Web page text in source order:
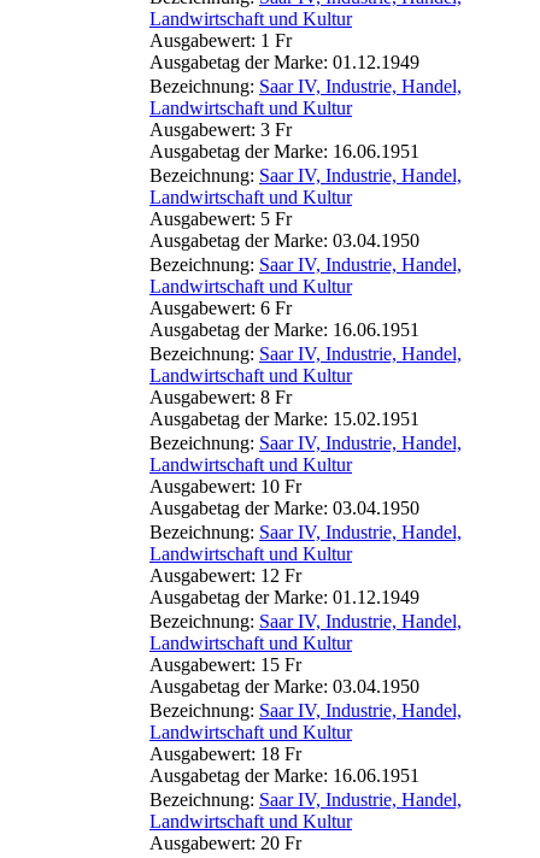
Landwirtschaft und Kultur
Ausgabewert: 1 Fr
Ausgabetag der Marke: 01.12.1949
Bezeichnung: Saar IV, Industrie, Handel,
Landwirtschaft und Kultur
Ausgabewert: 3 Fr
Ausgabetag der Marke: 16.06.1951
Bezeichnung: Saar IV, Industrie, Handel,
Landwirtschaft und Kultur
Ausgabewert: 5 Fr
Ausgabetag der Marke: 03.04.1950
Bezeichnung: Saar IV, Industrie, Handel,
Landwirtschaft und Kultur
Ausgabewert: 6 Fr
Ausgabetag der Marke: 16.06.1951
Bezeichnung: Saar IV, Industrie, Handel,
Landwirtschaft und Kultur
Ausgabewert: 8 Fr
Ausgabetag der Marke: 15.02.1951
Bezeichnung: Saar IV, Industrie, Handel,
Landwirtschaft und Kultur
Ausgabewert: 10 Fr
Ausgabetag der Marke: 03.04.1950
Bezeichnung: Saar IV, Industrie, Handel,
Landwirtschaft und Kultur
Ausgabewert: 12 Fr
Ausgabetag der Marke: 01.12.1949
Bezeichnung: Saar IV, Industrie, Handel,
Landwirtschaft und Kultur
Ausgabewert: 15 Fr
Ausgabetag der Marke: 03.04.1950
Bezeichnung: Saar IV, Industrie, Handel,
Landwirtschaft und Kultur
Ausgabewert: 18 Fr
Ausgabetag der Marke: 16.06.1951
Bezeichnung: Saar IV, Industrie, Handel,
Landwirtschaft und Kultur
Ausgabewert: 20 Fr